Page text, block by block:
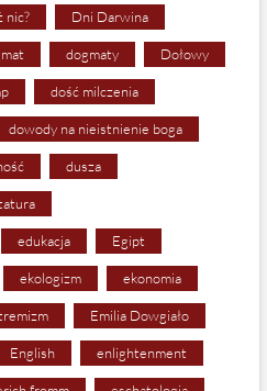
nic? Dni Darwina
dogmaty Dołowy
dość milczenia
dowody na nieistnienie boga
dusza
edukacja Egipt
ekologizm ekonomia
Emilia Dowgiało
English enlightenment